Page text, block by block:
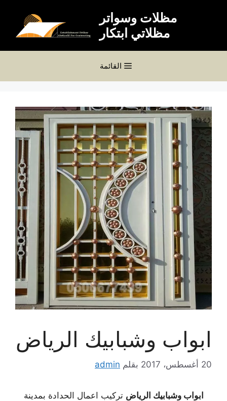
مظلات وسواتر
مظلاتي ابتكار
القائمة
ابواب وشبابيك الرياض
20 أغسطس، 2017 بقلم admin
ابواب وشبابيك الرياض تركيب اعمال الحدادة بمدينة